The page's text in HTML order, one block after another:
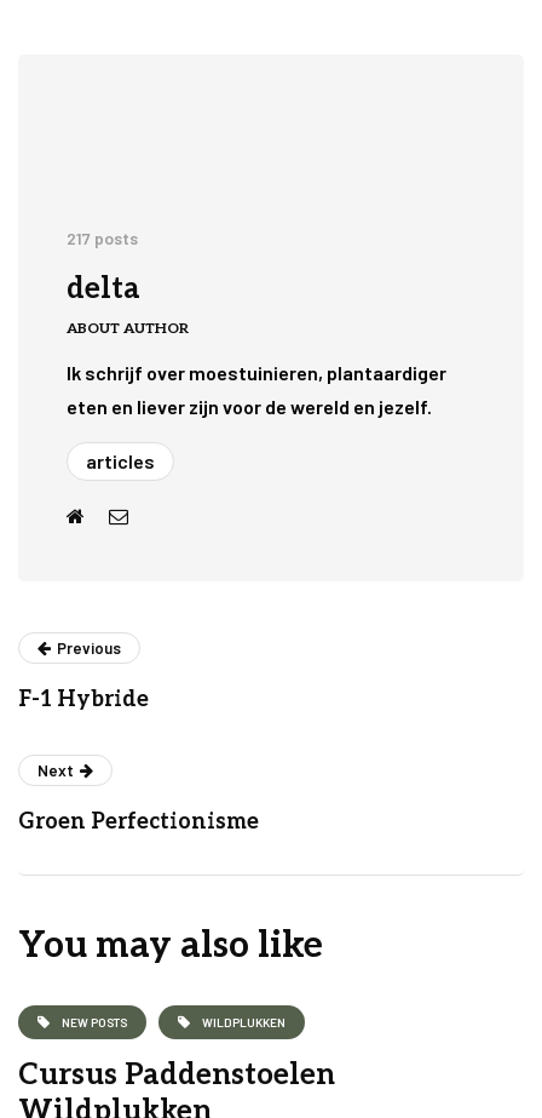
217 posts
delta
ABOUT AUTHOR
Ik schrijf over moestuinieren, plantaardiger
eten en liever zijn voor de wereld en jezelf.
articles
Previous
F-1 Hybride
Next
Groen Perfectionisme
You may also like
NEW POSTS WILDPLUKKEN
Cursus Paddenstoelen